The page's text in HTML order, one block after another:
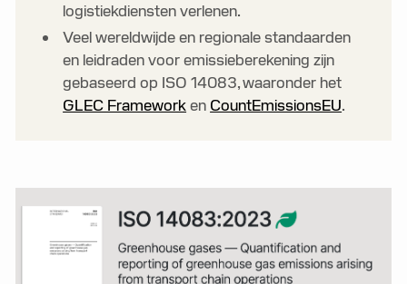
logistiekdiensten verlenen.
Veel wereldwijde en regionale standaarden
en leidraden voor emissieberekening zijn
gebaseerd op ISO 14083, waaronder het
GLEC Frameworken CountEmissionsEU.